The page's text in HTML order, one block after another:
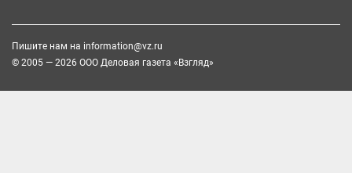
Пишите нам на information@vz.ru
© 2005 — 2026 ООО Деловая газета «Взгляд»